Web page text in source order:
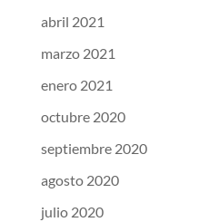
abril 2021
marzo 2021
enero 2021
octubre 2020
septiembre 2020
agosto 2020
julio 2020